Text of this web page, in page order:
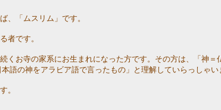
、「ムスリム」です。
者です。
くお寺の家系にお生まれになった方です。その方は、「神
語の神をアラビア語で言ったもの」と理解していらっしゃい
。